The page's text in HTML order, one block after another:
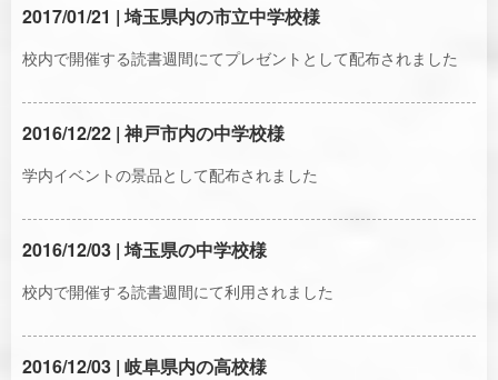
2017/01/21 | 埼玉県内の市立中学校様
校内で開催する読書週間にてプレゼントとして配布されました
2016/12/22 | 神戸市内の中学校様
学内イベントの景品として配布されました
2016/12/03 | 埼玉県の中学校様
校内で開催する読書週間にて利用されました
2016/12/03 | 岐阜県内の高校様